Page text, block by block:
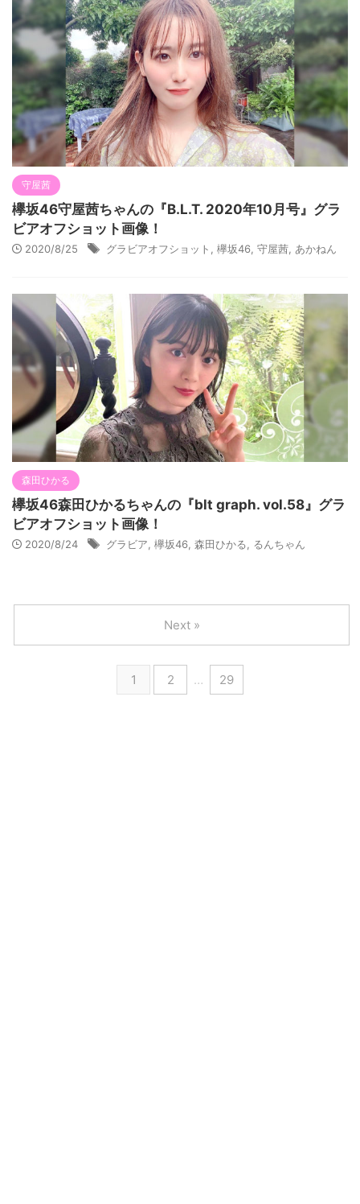
守屋茜
欅坂46守屋茜ちゃんの『B.L.T. 2020年10月号』グラ
ビアオフショット画像！
2020/8/25 グラビアオフショット 欅坂46 守屋茜 あかねん
森田ひかる
欅坂46森田ひかるちゃんの『blt graph. vol.58』グラ
ビアオフショット画像！
2020/8/24 グラビア 欅坂46 森田ひかる るんちゃん
1 2 … 29
Next »